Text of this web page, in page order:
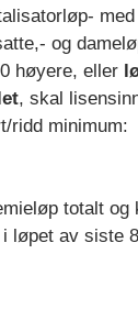
og
høyere, eller
, skal
ridd minimum:
totalt og
løpet av siste